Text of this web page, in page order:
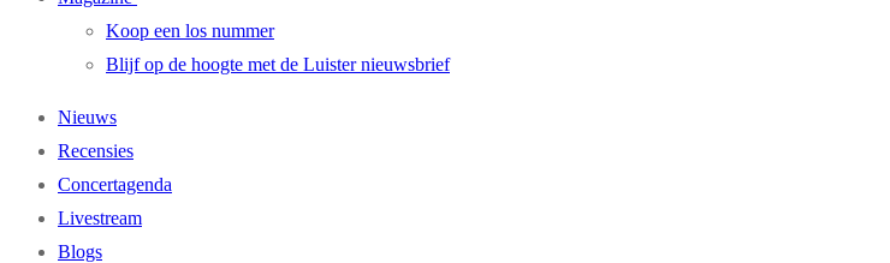
Koop een los nummer
Blijf op de hoogte met de Luister nieuwsbrief
Nieuws
Recensies
Concertagenda
Livestream
Blogs